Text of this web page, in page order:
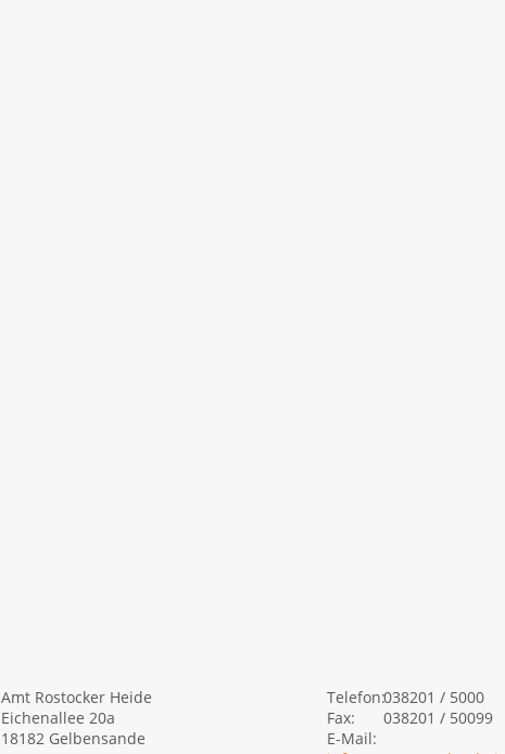
Amt Rostocker Heide
Eichenallee 20a
18182 Gelbensande
Telefon:038201 / 5000
Fax:
038201 / 50099
E-Mail: